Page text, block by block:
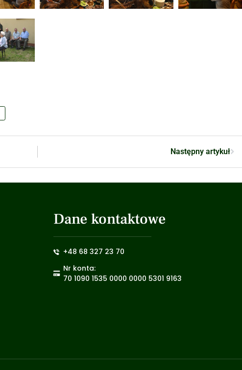
Następny artykuł
Dane kontaktowe
+48 68 327 23 70
Nr konta:
70 1090 1535 0000 0000 5301 9163